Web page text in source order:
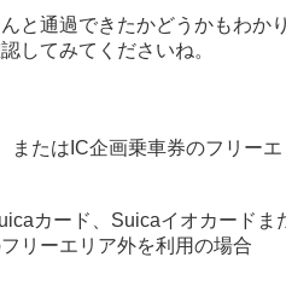
と通過できたかどうかもわかり
してみてくださいね。
またはIC企画乗車券のフリー
カード、Suicaイオカード
リーエリア外を利用の場合